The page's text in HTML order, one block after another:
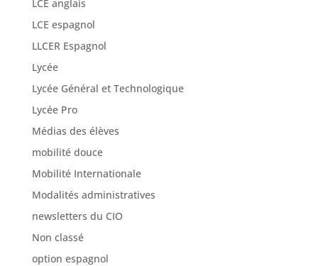
LCE anglais
LCE espagnol
LLCER Espagnol
Lycée
Lycée Général et Technologique
Lycée Pro
Médias des élèves
mobilité douce
Mobilité Internationale
Modalités administratives
newsletters du CIO
Non classé
option espagnol